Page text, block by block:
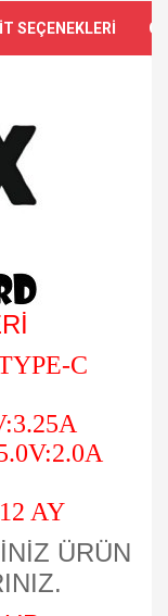
SEÇENEKLERİ
C
AY
ÜRÜN